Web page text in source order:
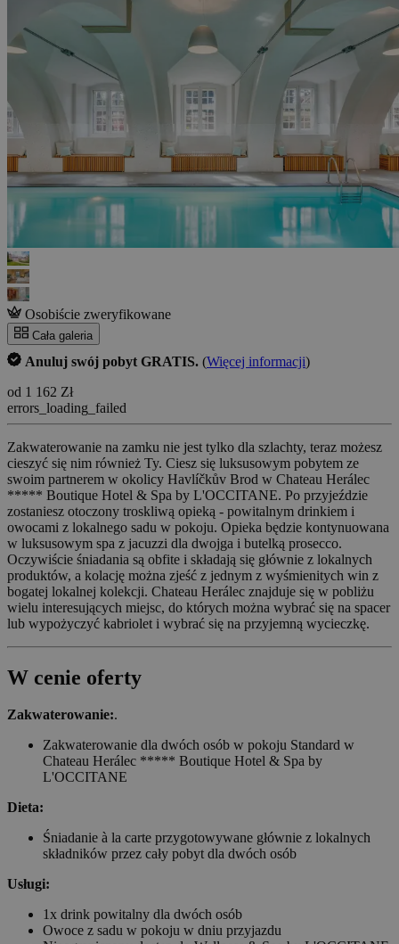
Osobiście zweryfikowane
Cała galeria
Anuluj swój pobyt GRATIS. (Więcej informacji)
od 1 162 Zł
errors_loading_failed
Zakwaterowanie na zamku nie jest tylko dla szlachty, teraz możesz
cieszyć się nim również Ty. Ciesz się luksusowym pobytem ze
swoim partnerem w okolicy Havlíčkův Brod w Chateau Herálec
***** Boutique Hotel & Spa by L'OCCITANE. Po przyjeździe
zostaniesz otoczony troskliwą opieką - powitalnym drinkiem i
owocami z lokalnego sadu w pokoju. Opieka będzie kontynuowana
w luksusowym spa z jacuzzi dla dwojga i butelką prosecco.
Oczywiście śniadania są obfite i składają się głównie z lokalnych
produktów, a kolację można zjeść z jednym z wyśmienitych win z
bogatej lokalnej kolekcji. Chateau Herálec znajduje się w pobliżu
wielu interesujących miejsc, do których można wybrać się na spacer
lub wypożyczyć kabriolet i wybrać się na przyjemną wycieczkę.
W cenie oferty
Zakwaterowanie:.
Zakwaterowanie dla dwóch osób w pokoju Standard w
Chateau Herálec ***** Boutique Hotel & Spa by
L'OCCITANE
Dieta:
Śniadanie à la carte przygotowywane głównie z lokalnych
składników przez cały pobyt dla dwóch osób
Usługi:
1x drink powitalny dla dwóch osób
Owoce z sadu w pokoju w dniu przyjazdu